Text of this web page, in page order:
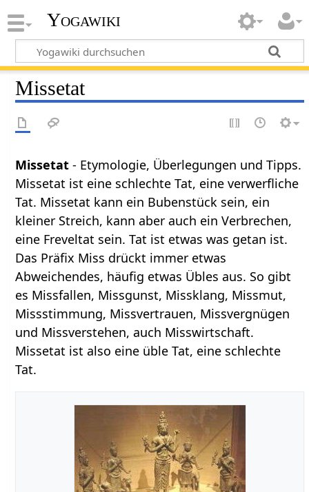
Yogawiki
Missetat
Missetat - Etymologie, Überlegungen und Tipps.
Missetat ist eine schlechte Tat, eine verwerfliche
Tat. Missetat kann ein Bubenstück sein, ein
kleiner Streich, kann aber auch ein Verbrechen,
eine Freveltat sein. Tat ist etwas was getan ist.
Das Präfix Miss drückt immer etwas
Abweichendes, häufig etwas Übles aus. So gibt
es Missfallen, Missgunst, Missklang, Missmut,
Missstimmung, Missvertrauen, Missvergnügen
und Missverstehen, auch Misswirtschaft.
Missetat ist also eine üble Tat, eine schlechte
Tat.